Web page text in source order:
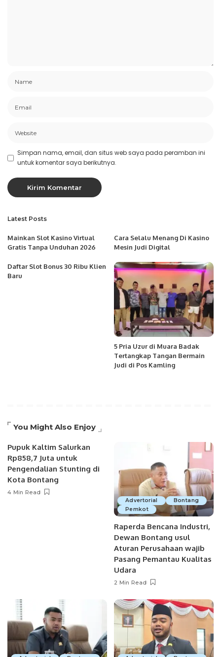
Simpan nama, email, dan situs web saya pada peramban ini
untuk komentar saya berikutnya.
Latest Posts
Mainkan Slot Kasino Virtual
Gratis Tanpa Unduhan 2026
Cara Selalu Menang Di Kasino
Mesin Judi Digital
Daftar Slot Bonus 30 Ribu Klien
Baru
5 Pria Uzur di Muara Badak
Tertangkap Tangan Bermain
Judi di Pos Kamling
You Might Also Enjoy
Pupuk Kaltim Salurkan
Rp858,7 Juta untuk
Pengendalian Stunting di
Kota Bontang
4 Min Read
Advertorial
Bontang
Pemkot
Raperda Bencana Industri,
Dewan Bontang usul
Aturan Perusahaan wajib
Pasang Pemantau Kualitas
Udara
2 Min Read